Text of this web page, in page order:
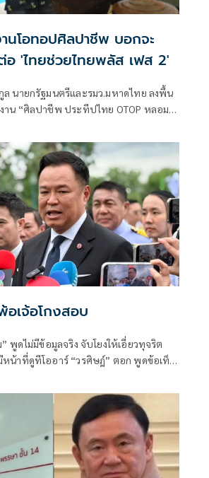
นโอทอปศิลปาชีพ บอกจะ
อ 'ไทยช่วยไทยพลัส เฟส 2'
นายกรัฐมนตรีและรมว.มหาดไทย ลงพื้น
าน “ศิลปาชีพ ประทีปไทย OTOP หลอม
ชาเลนเจอร์ 1–3 อิมแพ็ค เมืองทองธานี ซึ่ง
ทางมาเปิดงานอย่างเป็นทางการ ในวัน
อเจ้อโกงสอบ
พูดไม่มีข้อมูลจริง จับโยงให้เอี่ยวทุจริต
น้าที่ดูทีโออาร์ “วรศิษฎ์” ตอก พูดข้อเท็จ